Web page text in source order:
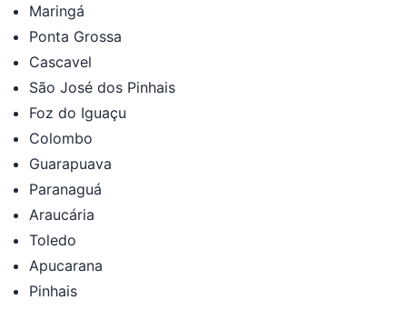
Maringá
Ponta Grossa
Cascavel
São José dos Pinhais
Foz do Iguaçu
Colombo
Guarapuava
Paranaguá
Araucária
Toledo
Apucarana
Pinhais